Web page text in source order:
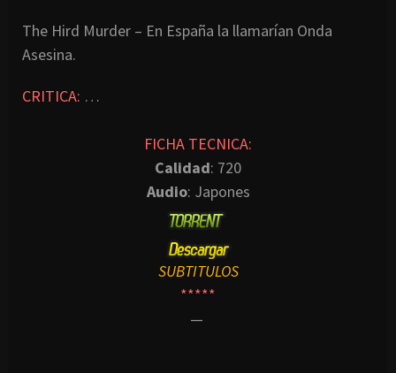
The Hird Murder – En España la llamarían Onda
Asesina.
CRITICA: …
FICHA TECNICA:
Calidad: 720
Audio: Japones
SUBTITULOS
*****
—